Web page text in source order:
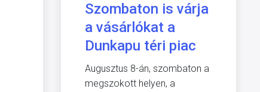
Szombaton is várja
a vásárlókat a
Dunkapu téri piac
Augusztus 8-án, szombaton a
megszokott helyen, a